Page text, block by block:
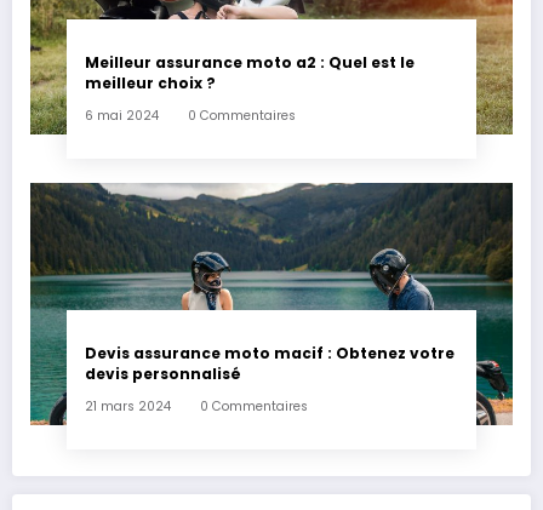
Meilleur assurance moto a2 : Quel est le
meilleur choix ?
6 mai 2024 0 Commentaires
Devis assurance moto macif : Obtenez votre
devis personnalisé
21 mars 2024 0 Commentaires